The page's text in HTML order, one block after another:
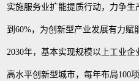
实施服务业扩能提质行动，力争
到60%，为创新型产业发展有力赋
2030年，基本实现规模以上工业
高水平创新型城市，每年布局100